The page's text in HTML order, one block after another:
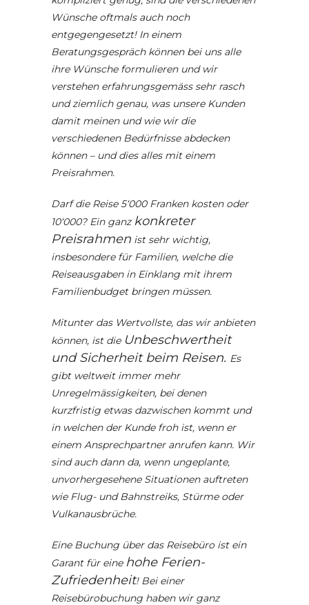
Wünsche oftmals auch noch
entgegengesetzt! In einem
Beratungsgespräch können bei uns alle
ihre Wünsche formulieren und wir
verstehen erfahrungsgemäss sehr rasch
und ziemlich genau, was unsere Kunden
damit meinen und wie wir die
verschiedenen Bedürfnisse abdecken
können – und dies alles mit einem
Preisrahmen.
Darf die Reise 5‘000 Franken kosten oder
10‘000? Ein ganz konkreter
Preisrahmen ist sehr wichtig,
insbesondere für Familien, welche die
Reiseausgaben in Einklang mit ihrem
Familienbudget bringen müssen.
Mitunter das Wertvollste, das wir anbieten
können, ist die Unbeschwertheit
und Sicherheit beim Reisen. Es
gibt weltweit immer mehr
Unregelmässigkeiten, bei denen
kurzfristig etwas dazwischen kommt und
in welchen der Kunde froh ist, wenn er
einem Ansprechpartner anrufen kann. Wir
sind auch dann da, wenn ungeplante,
unvorhergesehene Situationen auftreten
wie Flug- und Bahnstreiks, Stürme oder
Vulkanausbrüche.
Eine Buchung über das Reisebüro ist ein
Garant für eine hohe Ferien-
Zufriedenheit! Bei einer
Reisebürobuchung haben wir ganz